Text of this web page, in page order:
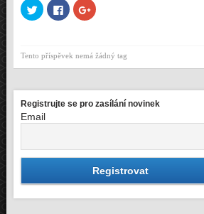
Sdílet
na
Twitteru
novém
okně)
Click
to
share
se
v
Sdílet
na
novém
okně)
Tento příspěvek nemá žádný tag
Registrujte se pro zasílání novinek
Email